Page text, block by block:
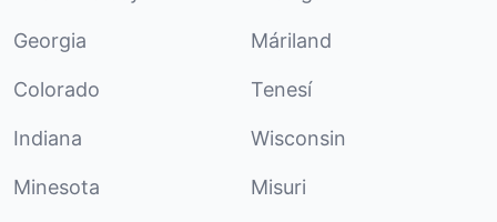
Georgia Máriland
Colorado Tenesí
Indiana Wisconsin
Minesota Misuri